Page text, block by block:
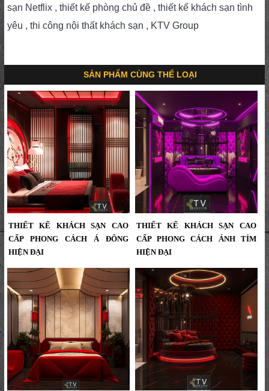
sạn Netflix , thiết kế phòng chủ đề , thiết kế khách sạn tình
yêu , thi công nội thất khách sạn , KTV Group
SẢN PHẨM CÙNG THỂ LOẠI
THIẾT KẾ KHÁCH SẠN CAO
CẤP PHONG CÁCH Á ĐÔNG
HIỆN ĐẠI
Thiết Kế Khách Sạn Cao Cấp Phong
Cách Á Đông Hiện Đại | Dự Án KTV
Group,Thiết kế khách sạn cao cấp
phong cách Á Đông hiện đại do KTV
Group thiết kế và thi công. Không
gian phòng sang trọng, kết hợp ánh
sáng đỏ ấm, vật liệu gỗ và bố cục tối
giản tinh tế – tạo trải nghiệm nghỉ
dưỡng đẳng cấp....
THIẾT KẾ KHÁCH SẠN CAO
CẤP PHONG CÁCH ÁNH TÍM
HIỆN ĐẠI
Thiết kế khách sạn cao cấp phong
cách ánh tím hiện đại do KTV Group
thiết kế và thi công. Không gian
phòng sang trọng, phối màu cá tính
cùng hệ ánh sáng nghệ thuật mang
đến trải nghiệm nghỉ dưỡng đẳng
cấp....